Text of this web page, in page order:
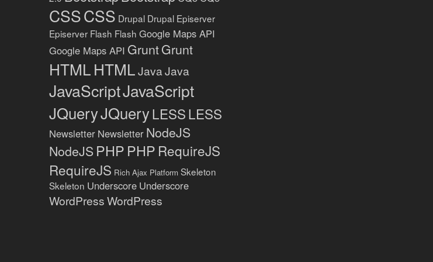
CSSCSS Drupal Drupal Episerver
Episerver Flash Flash Google Maps API
Google Maps API GruntGrunt
HTMLHTMLJavaJava
JavaScriptJavaScript
JQueryJQueryLESSLESS
Newsletter Newsletter NodeJS
NodeJSPHP PHP RequireJS
RequireJS Rich Ajax Platform Skeleton
Skeleton Underscore Underscore
WordPressWordPress